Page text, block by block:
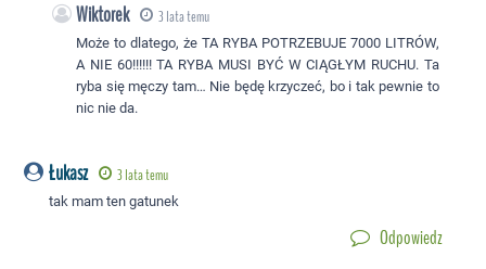
Wiktorek 3 lata temu
Może to dlatego, że TA RYBA POTRZEBUJE 7000 LITRÓW,
A NIE 60!!!!!! TA RYBA MUSI BYĆ W CIĄGŁYM RUCHU. Ta
ryba się męczy tam… Nie będę krzyczeć, bo i tak pewnie to
nic nie da.
Łukasz 3 lata temu
tak mam ten gatunek
Odpowiedz